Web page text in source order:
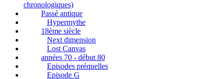
chronologiques)
Passé antique
Hypermythe
18ème siècle
Next dimension
Lost Canvas
années 70 - début 80
Episodes préquelles
Episode G